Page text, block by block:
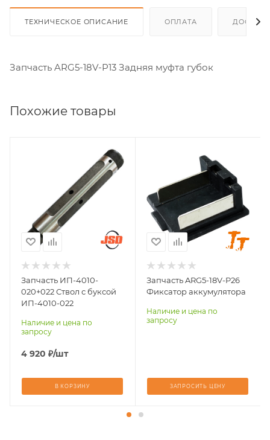
ТЕХНИЧЕСКОЕ ОПИСАНИЕ ОПЛАТА
Запчасть ARG5-18V-P13 Задняя муфта губок
Похожие товары
Запчасть ИП-4010-
020+022 Ствол с буксой
ИП-4010-022
Наличие и цена по
запросу
4 920 ₽/шт
В КОРЗИНУ
Запчасть ARG5-18V-P26
Фиксатор аккумулятора
Наличие и цена по
запросу
ЗАПРОСИТЬ ЦЕНУ